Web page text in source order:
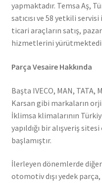
yapmaktadır. Temsa Aş,
satıcısı ve 58 yetkili
ticari araçların satış,
hizmetlerini
Parça Vesaire Hakkında
Başta IVECO, MAN,
Karsan gibi markaların
İklimsa klimalarının
yapıldığı bir alışveriş
başlamıştır.
İlerleyen dönemlerde
otomotiv dışı yedek